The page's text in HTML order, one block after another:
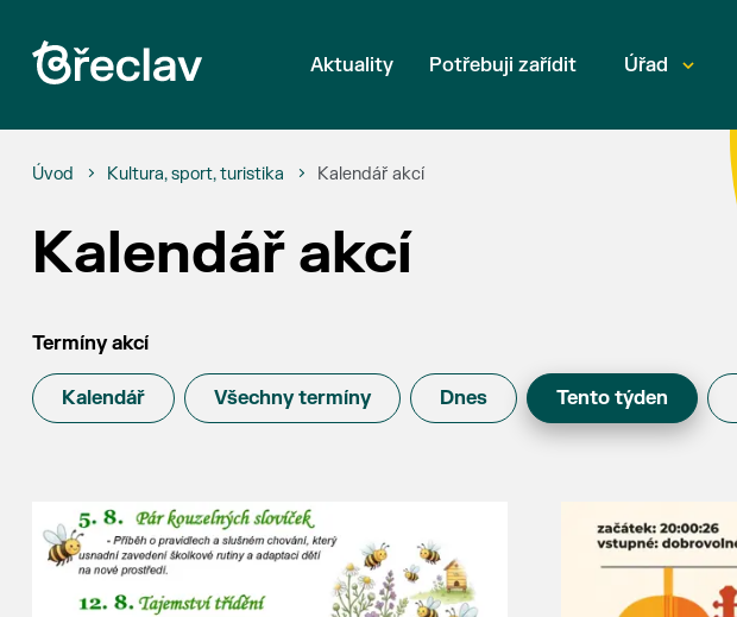
Aktuality Potřebuji zařídit Úřad
Úvod Kultura, sport, turistika Kalendář akcí
Kalendář akcí
Termíny akcí
Kalendář Všechny termíny Dnes Tento týden